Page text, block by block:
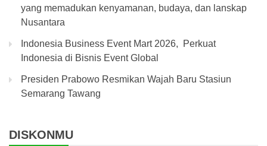
yang memadukan kenyamanan, budaya, dan lanskap
Nusantara
Indonesia Business Event Mart 2026, Perkuat
Indonesia di Bisnis Event Global
Presiden Prabowo Resmikan Wajah Baru Stasiun
Semarang Tawang
DISKONMU